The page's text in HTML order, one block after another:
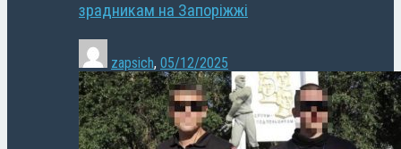
зрадникам на Запоріжжі
zapsich, 05/12/2025